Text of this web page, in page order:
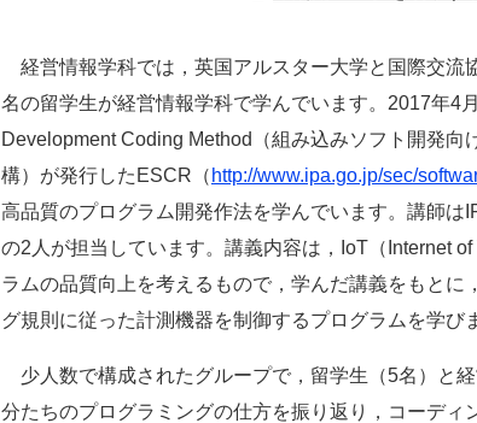
経営情報学科では，英国アルスター大学と国際交流
名の留学生が経営情報学科で学んでいます。 2017年4
Development Coding Method
（組み込みソフト開発向
構）が発行した ESCR （ http://www.ipa.go.jp/sec/
高品質のプログラム開発作法を学んでいます。講師は
の2人が担当しています。講義内容は，
IoT （ Internet
ラムの品質向上を考えるもので， 学んだ講義をもとに
グ規則に従った計測機器を制御するプログラムを学び
少人数で構成されたグループで，留学生（5名）と
分たちのプログラミングの仕方を振り返り，コーディ